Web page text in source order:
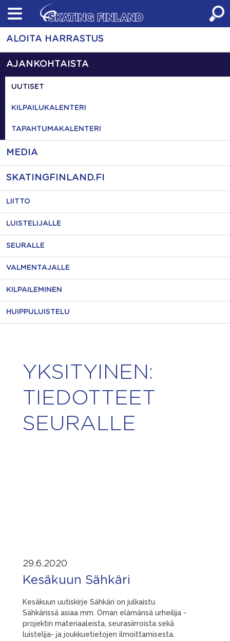
Skip
content
ALOITA HARRASTUS
AJANKOHTAISTA
UUTISET
KILPAILUKALENTERI
TAPAHTUMAKALENTERI
MEDIA
SKATINGFINLAND.FI
LIITTO
LUISTELIJALLE
SEURALLE
VALMENTAJALLE
KILPAILEMINEN
HUIPPULUISTELU
YKSITYINEN:
TIEDOTTEET
SEURALLE
29.6.2020
Kesäkuun Sähkäri
Kesäkuun uutiskirje Sähkäri on julkaistu.
Sähkärissä asiaa mm. Oman elämänsä urheilija -
projektin materiaaleista, seurasiirroista sekä
luistelija- ja joukkuetietojen ilmoittamisesta.